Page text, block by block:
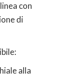
con
di
alla